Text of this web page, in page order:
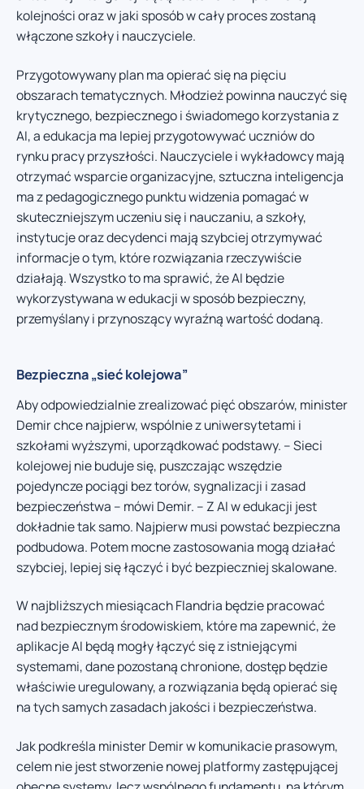
kolejności oraz w jaki sposób w cały proces zostaną
włączone szkoły i nauczyciele.
Przygotowywany plan ma opierać się na pięciu
obszarach tematycznych. Młodzież powinna nauczyć się
krytycznego, bezpiecznego i świadomego korzystania z
AI, a edukacja ma lepiej przygotowywać uczniów do
rynku pracy przyszłości. Nauczyciele i wykładowcy mają
otrzymać wsparcie organizacyjne, sztuczna inteligencja
ma z pedagogicznego punktu widzenia pomagać w
skuteczniejszym uczeniu się i nauczaniu, a szkoły,
instytucje oraz decydenci mają szybciej otrzymywać
informacje o tym, które rozwiązania rzeczywiście
działają. Wszystko to ma sprawić, że AI będzie
wykorzystywana w edukacji w sposób bezpieczny,
przemyślany i przynoszący wyraźną wartość dodaną.
Bezpieczna „sieć kolejowa”
Aby odpowiedzialnie zrealizować pięć obszarów, minister
Demir chce najpierw, wspólnie z uniwersytetami i
szkołami wyższymi, uporządkować podstawy. – Sieci
kolejowej nie buduje się, puszczając wszędzie
pojedyncze pociągi bez torów, sygnalizacji i zasad
bezpieczeństwa – mówi Demir. – Z AI w edukacji jest
dokładnie tak samo. Najpierw musi powstać bezpieczna
podbudowa. Potem mocne zastosowania mogą działać
szybciej, lepiej się łączyć i być bezpieczniej skalowane.
W najbliższych miesiącach Flandria będzie pracować
nad bezpiecznym środowiskiem, które ma zapewnić, że
aplikacje AI będą mogły łączyć się z istniejącymi
systemami, dane pozostaną chronione, dostęp będzie
właściwie uregulowany, a rozwiązania będą opierać się
na tych samych zasadach jakości i bezpieczeństwa.
Jak podkreśla minister Demir w komunikacie prasowym,
celem nie jest stworzenie nowej platformy zastępującej